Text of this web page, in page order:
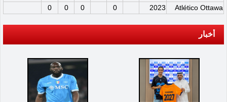
Atlético Ottawa
2023
0
0
0
0
أخبار